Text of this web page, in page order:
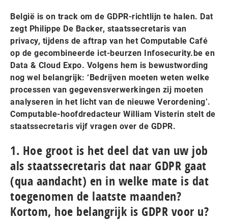
België is on track om de GDPR-richtlijn te halen. Dat
zegt Philippe De Backer, staatssecretaris van
privacy, tijdens de aftrap van het Computable Café
op de gecombineerde ict-beurzen Infosecurity.be en
Data & Cloud Expo. Volgens hem is bewustwording
nog wel belangrijk: ‘Bedrijven moeten weten welke
processen van gegevensverwerkingen zij moeten
analyseren in het licht van de nieuwe Verordening’.
Computable-hoofdredacteur William Visterin stelt de
staatssecretaris vijf vragen over de GDPR.
1. Hoe groot is het deel dat van uw job
als staatssecretaris dat naar GDPR gaat
(qua aandacht) en in welke mate is dat
toegenomen de laatste maanden?
Kortom, hoe belangrijk is GDPR voor u?